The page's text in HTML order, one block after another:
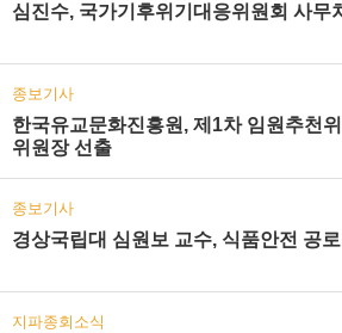
심진수, 국가기후위기대응위원회 사무
종보기사
한국유교문화진흥원, 제1차 임원추천
위원장 선출
종보기사
경상국립대 심원보 교수, 식품안전 공
지파종회소식